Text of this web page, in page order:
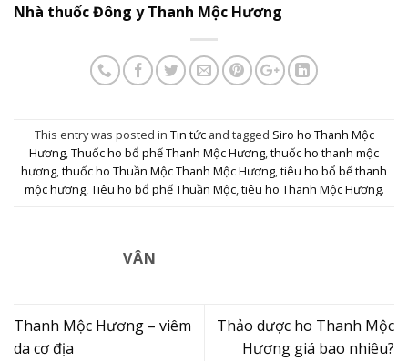
Nhà thuốc Đông y Thanh Mộc Hương
This entry was posted in Tin tứcand tagged Siro ho Thanh Mộc
Hương,Thuốc ho bổ phế Thanh Mộc Hương,thuốc ho thanh mộc
hương,thuốc ho Thuần Mộc Thanh Mộc Hương,tiêu ho bổ bế thanh
mộc hương,Tiêu ho bổ phế Thuần Mộc,tiêu ho Thanh Mộc Hương.
VÂN
Thanh Mộc Hương – viêm
da cơ địa
Thảo dược ho Thanh Mộc
Hương giá bao nhiêu?